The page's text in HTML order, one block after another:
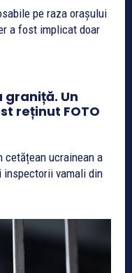
pe raza orașului
Un
reținut FOTO
cetățean ucrainean a